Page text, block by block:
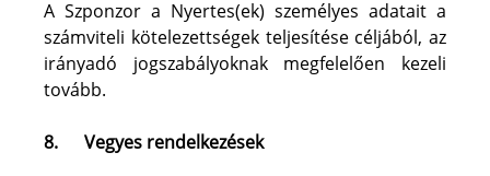
A Szponzor a Nyertes(ek) személyes adatait a
számviteli kötelezettségek teljesítése céljából, az
irányadó jogszabályoknak megfelelően kezeli
tovább.
8. Vegyes rendelkezések